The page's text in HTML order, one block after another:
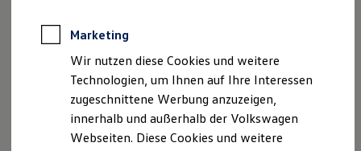
Rekuperation
Laden unterwegs
Laden Zuhause
Ladestationen finden
Ladezeitensimulator
Batterie
Sicherheit
Nutzungsbedingungen
Datenschutzerklärungen
Cookie-Richtlinie
Marketing
Wir nutzen diese Cookies und weitere
Technologien, um Ihnen auf Ihre Interessen
zugeschnittene Werbung anzuzeigen,
innerhalb und außerhalb der Volkswagen
Webseiten. Diese Cookies und weitere